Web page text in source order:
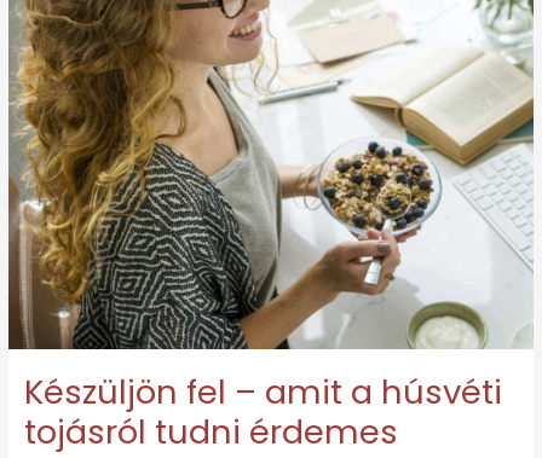
Készüljön fel – amit a húsvéti
tojásról tudni érdemes
húsvéti
tojásról
tudni
érdemes